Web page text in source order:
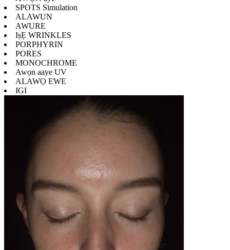
SPOTS Simulation
ALAWUN
AWURE
IṣẸ WRINKLES
PORPHYRIN
PORES
MONOCHROME
Awọn aaye UV
ALAWỌ EWE
IGI